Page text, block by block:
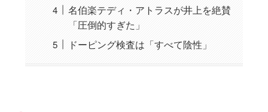
名伯楽テディ・アトラスが井上を絶賛
「圧倒的すぎた」
ドーピング検査は「すべて陰性」